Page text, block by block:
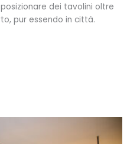
dei tavolini oltre
pur essendo in città.